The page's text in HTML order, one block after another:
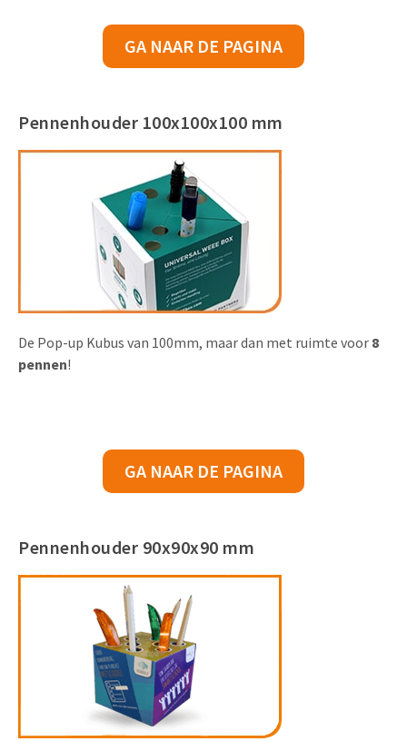
GA NAAR DE PAGINA
Pennenhouder 100x100x100 mm
De Pop-up Kubus van 100mm, maar dan met ruimte voor 8
pennen!
GA NAAR DE PAGINA
Pennenhouder 90x90x90 mm